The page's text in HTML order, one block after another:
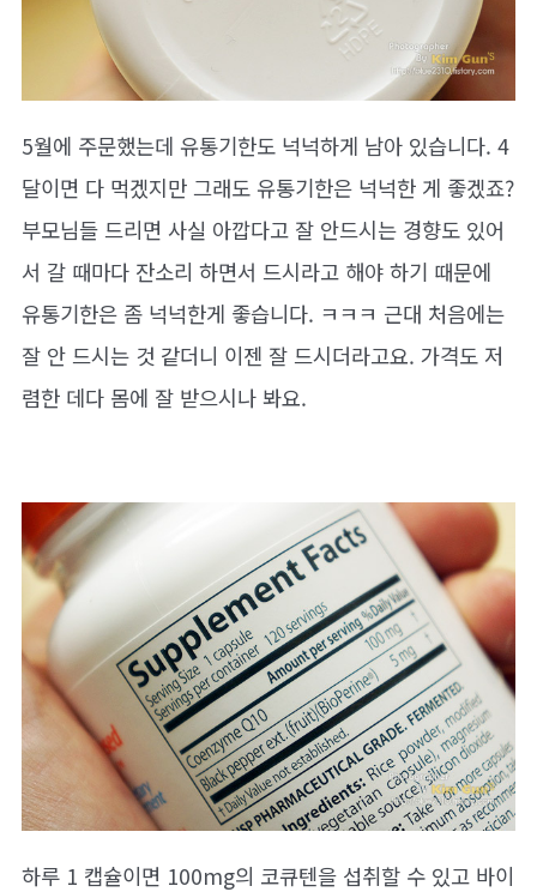
5월에 주문했는데 유통기한도 넉넉하게 남아 있습니다. 4
달이면 다 먹겠지만 그래도 유통기한은 넉넉한 게 좋겠죠?
부모님들 드리면 사실 아깝다고 잘 안드시는 경향도 있어
서 갈 때마다 잔소리 하면서 드시라고 해야 하기 때문에
유통기한은 좀 넉넉한게 좋습니다. ㅋㅋㅋ 근대 처음에는
잘 안 드시는 것 같더니 이젠 잘 드시더라고요. 가격도 저
렴한 데다 몸에 잘 받으시나 봐요.
하루 1 캡슐이면 100mg의 코큐텐을 섭취할 수 있고 바이